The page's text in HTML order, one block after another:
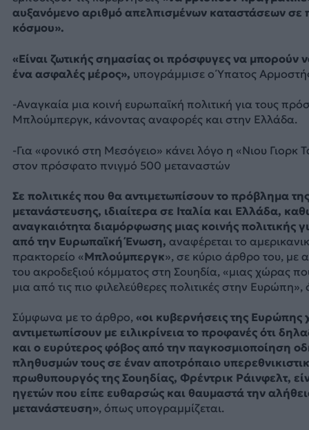
αυξανόμενο αριθμό απελπισμένων καταστάσεων σε
κόσμου».
«Είναι ζωτικής σημασίας οι πρόσφυγες να μπορούν
ένα ασφαλές μέρος», υπογράμμισε ο Ύπατος
-Αναγκαία μια κοινή ευρωπαϊκή πολιτική για τους
Μπλούμπεργκ, κάνοντας αναφορές και στην Ελλάδα.
-Για «φονικό στη Μεσόγειο» κάνει λόγο η «Νιου Γιορκ
στον πρόσφατο πνιγμό 500 μεταναστών
Σε πολιτικές που θα αντιμετωπίσουν το πρόβλημα
μετανάστευσης, ιδιαίτερα σε Ιταλία και Ελλάδα,
αναγκαιότητα διαμόρφωσης μιας κοινής πολιτικής
από την Ευρωπαϊκή Ένωση, αναφέρεται το
πρακτορείο «Μπλούμπεργκ», σε κύριο άρθρο του, με
του ακροδεξιού κόμματος στη Σουηδία, «μιας χώρας
μια από τις πιο φιλελεύθερες πολιτικές στην
Σύμφωνα με το άρθρο,«οι κυβερνήσεις της Ευρώπης
αντιμετωπίσουν με ειλικρίνεια το προφανές ότι
και ο ευρύτερος φόβος από την παγκοσμιοποίηση
πληθυσμών τους σε έναν αποτρόπαιο
πρωθυπουργός της Σουηδίας, Φρέντρικ Ράινφελτ,
ηγετών που είπε ευθαρσώς και θαυμαστά την
μετανάστευση», όπως υπογραμμίζεται.